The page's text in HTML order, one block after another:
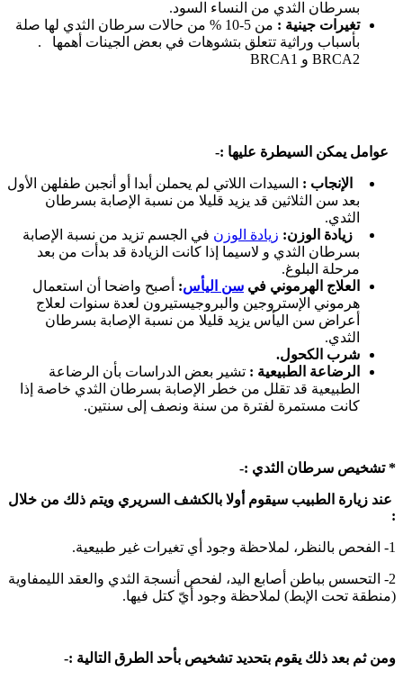
بسرطان الثدي من النساء السود.
تغيرات جينية :
من 5-10 % من حالات سرطان الثدي لها صلة
بأسباب وراثية تتعلق بتشوهات في بعض الجينات أهمها .
BRCA2 و BRCA1
عوامل يمكن السيطرة عليها :-
الإنجاب : السيدات اللاتي لم يحملن أبدا أو أنجبن طفلهن الأول
بعد سن الثلاثين قد يزيد قليلا من نسبة الإصابة بسرطان
الثدي.
زيادة الوزن: ‏زيادة الوزن في الجسم تزيد من نسبة الإصابة
بسرطان الثدي و لاسيما إذا كانت الزيادة قد بدأت من بعد
مرحلة البلوغ.
العلاج الهرموني في سن اليأس: ‏أصبح واضحا أن استعمال
هرموني الإستروجين والبروجيستيرون لعدة سنوات لعلاج
أعراض سن اليأس يزيد قليلا من نسبة الإصابة بسرطان
الثدي.
شرب الكحول.
الرضاعة الطبيعية : تشير بعض الدراسات بأن الرضاعة
الطبيعية قد تقلل من خطر الإصابة بسرطان الثدي خاصة إذا
كانت مستمرة لفترة من سنة ونصف إلى سنتين.
* تشخيص سرطان الثدي :-
عند زيارة الطبيب سيقوم أولا بالكشف السريري ويتم ذلك من خلال
:
1- الفحص بالنظر، لملاحظة وجود أي تغيرات غير طبيعية.
2- التحسس بباطن أصابع اليد، لفحص أنسجة الثدي والعقد الليمفاوية
(منطقة تحت الإبط) لملاحظة وجود أيّ كتل فيها.
ومن ثم بعد ذلك يقوم بتحديد تشخيص بأحد الطرق التالية :-